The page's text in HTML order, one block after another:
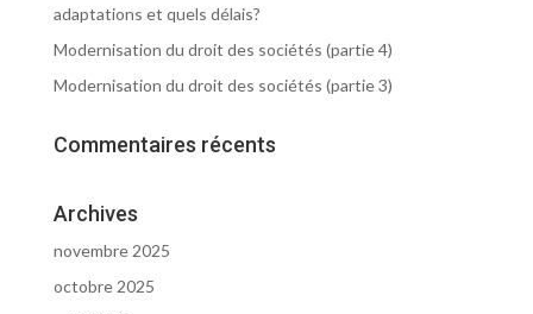
adaptations et quels délais?
Modernisation du droit des sociétés (partie 4)
Modernisation du droit des sociétés (partie 3)
Commentaires récents
Archives
novembre 2025
octobre 2025